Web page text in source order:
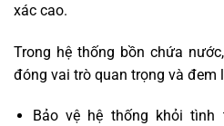
xác cao.
Trong hệ thống bồn chứa
đóng vai trò quan trọng và đem
Bảo vệ hệ thống khỏi